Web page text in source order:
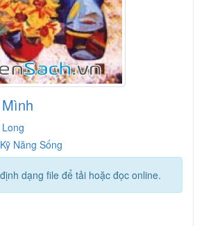
Năng Sống
dạng file để tải hoặc đọc online.